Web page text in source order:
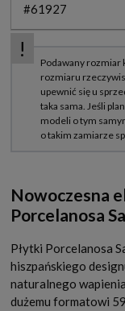
#61927
Nowoczesna
Porcelanosa
Płytki Porcelanosa
hiszpańskiego
naturalnego
dużemu formatowi